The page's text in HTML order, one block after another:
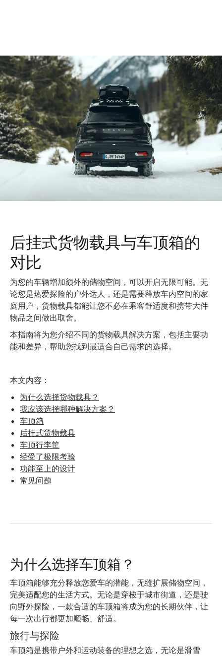
后挂式货物载具与车顶箱的
对比
为您的车辆增加额外的储物空间，可以开启无限可能。无
论您是热爱探险的户外达人，还是需要释放车内空间的家
庭用户，货物载具都能让您不必在乘客舒适度和携带大件
物品之间做出取舍。
本指南将为您介绍不同的货物载具解决方案，包括主要功
能和差异，帮助您找到最适合自己需求的选择。
本文内容：
为什么选择货物载具？
我应该选择哪种解决方案？
车顶箱
后挂式货物载具
车顶行李筐
经受了极限考验
功能至上的设计
常见问题
为什么选择车顶箱？
车顶箱能够充分释放您爱车的潜能，无缝扩展储物空间，
完美适配您的生活方式。无论是穿梭于城市街道，还是驶
向野外探险，一款合适的车顶箱将成为您的长期伙伴，让
每一次出行都更加顺畅、舒适。
旅行与探险
车顶箱是携带户外和运动装备的理想之选，无论是滑雪